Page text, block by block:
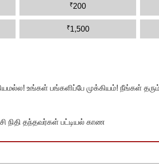
₹200
₹1,500
உங்கள் பங்களிப்பே முக்கியம்! நீங்கள் தரும்
நிதி தந்தவர்கள் பட்டியல் காண